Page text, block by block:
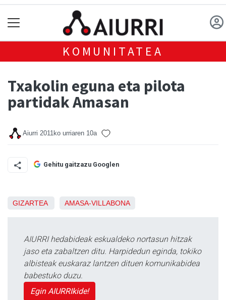
KOMUNITATEA
Txakolin eguna eta pilota
partidak Amasan
Aiurri 2011ko urriaren 10a
Gehitu gaitzazu Googlen
GIZARTEA AMASA-VILLABONA
AIURRI hedabideak eskualdeko nortasun hitzak
jaso eta zabaltzen ditu. Harpidedun eginda, tokiko
albisteak euskaraz lantzen dituen komunikabidea
babestuko duzu.
Egin AIURRIkide!